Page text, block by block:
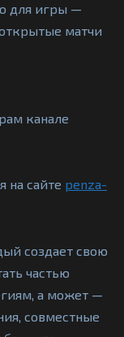
для игры —
матчи
канале
на сайте penza-
создает свою
частью
а может —
совместные